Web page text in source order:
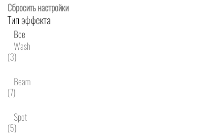
Сбросить настройки
Тип эффекта
Все
Wash
(3)
Beam
(7)
Spot
(5)